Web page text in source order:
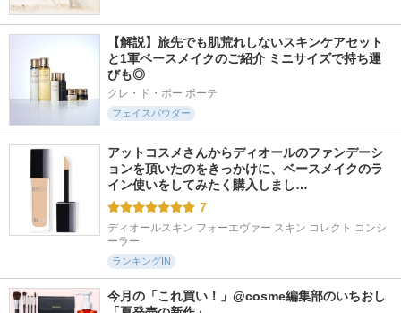
【解説】旅先でも肌荒れしないスキンケアセット
と1軍ベースメイクのご紹介 ミニサイズで持ち運
びも◎
クレ・ド・ポー ボーテ
フェイスパウダー
アットコスメさんからディオールのファンデーシ
ョンを頂いたのをきっかけに、ベースメイクのラ
イン使いをしてみたく購入しまし…
7
ディオールスキン フォーエヴァー スキン コレクト コンシ
ーラー
ランキングIN
今月の「これ買い！」@cosme編集部のいちおし